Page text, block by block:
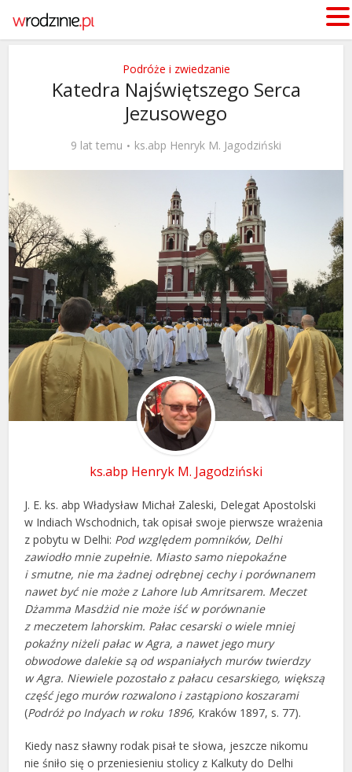
Podróże i zwiedzanie
Katedra Najświętszego Serca
Jezusowego
9 lat temu ks.abp Henryk M. Jagodziński
ks.abp Henryk M. Jagodziński
J. E. ks. abp Władysław Michał Zaleski, Delegat Apostolski
w Indiach Wschodnich, tak opisał swoje pierwsze wrażenia
z pobytu w Delhi: Pod względem pomników, Delhi
zawiodło mnie zupełnie. Miasto samo niepokaźne
i smutne, nie ma żadnej odrębnej cechy i porównanem
nawet być nie może z Lahore lub Amritsarem. Meczet
Dżamma Masdżid nie może iść w porównanie
z meczetem lahorskim. Pałac cesarski o wiele mniej
pokaźny niżeli pałac w Agra, a nawet jego mury
obwodowe dalekie są od wspaniałych murów twierdzy
w Agra. Niewiele pozostało z pałacu cesarskiego, większą
część jego murów rozwalono i zastąpiono koszarami
(Podróż po Indyach w roku 1896, Kraków 1897, s. 77).
Kiedy nasz sławny rodak pisał te słowa, jeszcze nikomu
nie śniło się o przeniesieniu stolicy z Kalkuty do Delhi